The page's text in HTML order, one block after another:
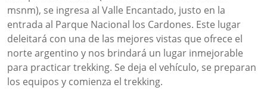
msnm), se ingresa al Valle Encantado, justo en la
entrada al Parque Nacional los Cardones. Este lugar
deleitará con una de las mejores vistas que ofrece el
norte argentino y nos brindará un lugar inmejorable
para practicar trekking. Se deja el vehículo, se preparan
los equipos y comienza el trekking.